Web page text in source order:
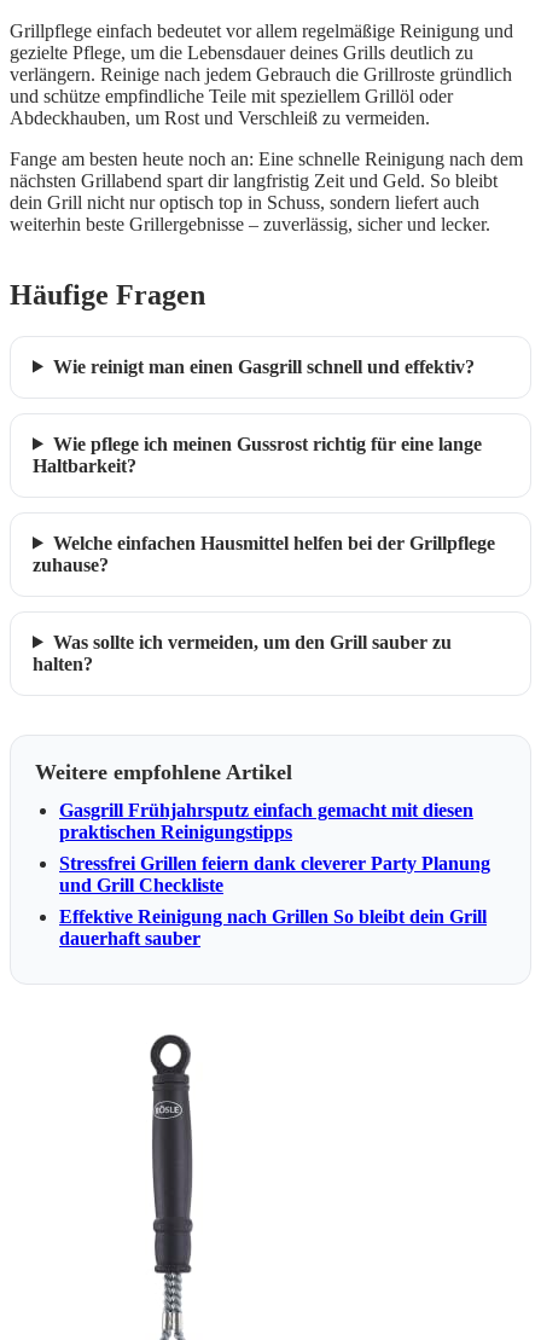
Grillpflege einfach bedeutet vor allem regelmäßige Reinigung und
gezielte Pflege, um die Lebensdauer deines Grills deutlich zu
verlängern. Reinige nach jedem Gebrauch die Grillroste gründlich
und schütze empfindliche Teile mit speziellem Grillöl oder
Abdeckhauben, um Rost und Verschleiß zu vermeiden.
Fange am besten heute noch an: Eine schnelle Reinigung nach dem
nächsten Grillabend spart dir langfristig Zeit und Geld. So bleibt
dein Grill nicht nur optisch top in Schuss, sondern liefert auch
weiterhin beste Grillergebnisse – zuverlässig, sicher und lecker.
Häufige Fragen
Wie reinigt man einen Gasgrill schnell und effektiv?
Wie pflege ich meinen Gussrost richtig für eine lange
Haltbarkeit?
Welche einfachen Hausmittel helfen bei der Grillpflege
zuhause?
Was sollte ich vermeiden, um den Grill sauber zu
halten?
Weitere empfohlene Artikel
Gasgrill Frühjahrsputz einfach gemacht mit diesen
praktischen Reinigungstipps
Stressfrei Grillen feiern dank cleverer Party Planung
und Grill Checkliste
Effektive Reinigung nach Grillen So bleibt dein Grill
dauerhaft sauber